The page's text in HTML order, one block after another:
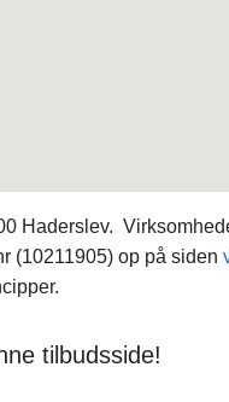
Haderslev.
(10211905) op på siden
tilbudsside!